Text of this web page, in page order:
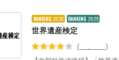
RANKING2026 RANKING 2025
世界遺産検定
(4.19)